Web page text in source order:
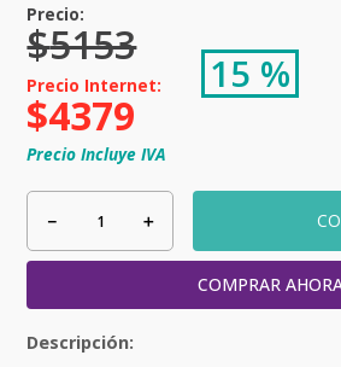
$5153
15 %
$4379
Precio Incluye IVA
＋
－
COMPRAR